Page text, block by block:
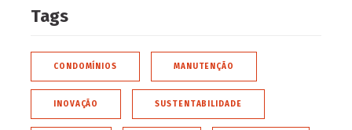
Tags
CONDOMÍNIOS MANUTENÇÃO
INOVAÇÃO SUSTENTABILIDADE